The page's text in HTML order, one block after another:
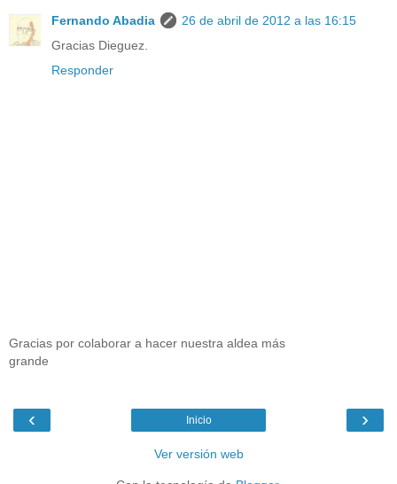
Fernando Abadia
26 de abril de 2012 a las 16:15
Gracias Dieguez.
Responder
Gracias por colaborar a hacer nuestra aldea más
grande
‹ ›
Inicio
Ver versión web